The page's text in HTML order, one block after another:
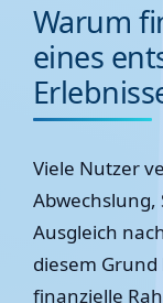
Warum
eines
Viele Nutzer
Ausgleich
diesem
finanzielle